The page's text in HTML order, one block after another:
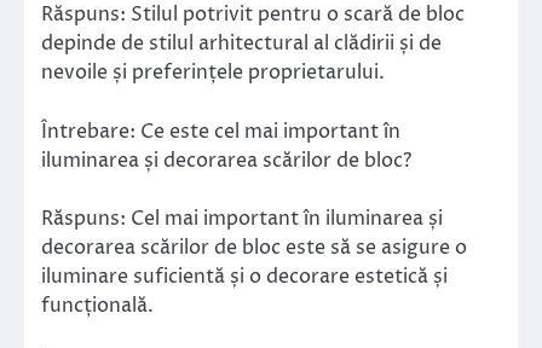
Răspuns: Stilul potrivit pentru o scară de bloc
depinde de stilul arhitectural al clădirii și de
nevoile și preferințele proprietarului.
Întrebare: Ce este cel mai important în
iluminarea și decorarea scărilor de bloc?
Răspuns: Cel mai important în iluminarea și
decorarea scărilor de bloc este să se asigure o
iluminare suficientă și o decorare estetică și
funcțională.